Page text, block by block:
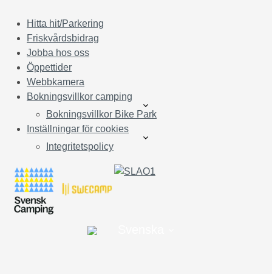
Hitta hit/Parkering
Friskvårdsbidrag
Jobba hos oss
Öppettider
Webbkamera
Bokningsvillkor camping
Bokningsvillkor Bike Park
Inställningar för cookies
Integritetspolicy